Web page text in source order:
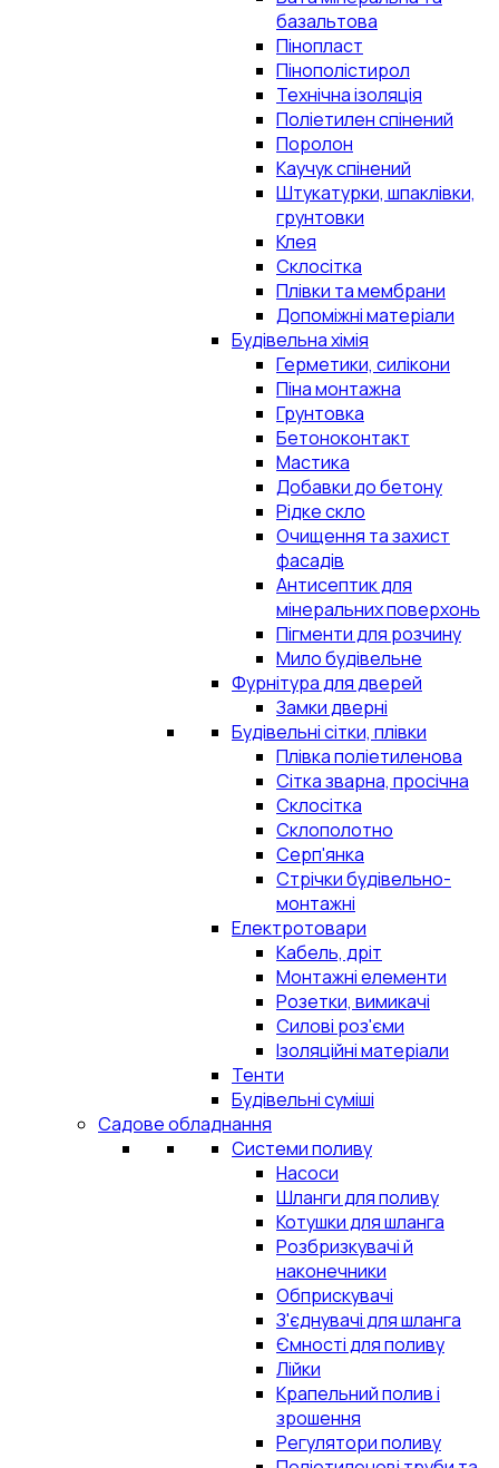
базальтова
Пінопласт
Пінополістирол
Технічна ізоляція
Поліетилен спінений
Поролон
Каучук спінений
Штукатурки, шпаклівки,
грунтовки
Клея
Склосітка
Плівки та мембрани
Допоміжні матеріали
Будівельна хімія
Герметики, силікони
Піна монтажна
Грунтовка
Бетоноконтакт
Мастика
Добавки до бетону
Рідке скло
Очищення та захист
фасадів
Антисептик для
мінеральних поверхонь
Пігменти для розчину
Мило будівельне
Фурнітура для дверей
Замки дверні
Будівельні сітки, плівки
Плівка поліетиленова
Сітка зварна, просічна
Склосітка
Склополотно
Серп'янка
Стрічки будівельно-
монтажні
Електротовари
Кабель, дріт
Монтажні елементи
Розетки, вимикачі
Силові роз'єми
Ізоляційні матеріали
Тенти
Будівельні суміші
Садове обладнання
Системи поливу
Насоси
Шланги для поливу
Котушки для шланга
Розбризкувачі й
наконечники
Обприскувачі
З'єднувачі для шланга
Ємності для поливу
Лійки
Крапельний полив і
зрошення
Регулятори поливу